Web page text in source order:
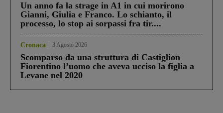
Un anno fa la strage in A1 in cui morirono
Gianni, Giulia e Franco. Lo schianto, il
processo, lo stop ai sorpassi fra tir....
Cronaca 3 Agosto 2026
Scomparso da una struttura di Castiglion
Fiorentino l’uomo che aveva ucciso la figlia a
Levane nel 2020